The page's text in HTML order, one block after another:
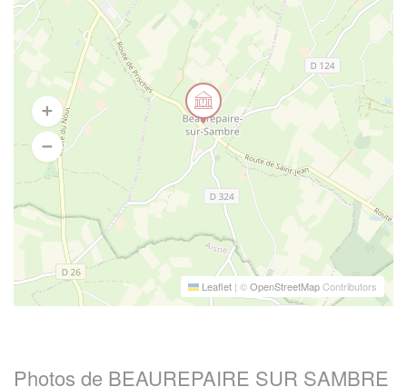
Leaflet | ©OpenStreetMapContributors
Photos de BEAUREPAIRE SUR SAMBRE